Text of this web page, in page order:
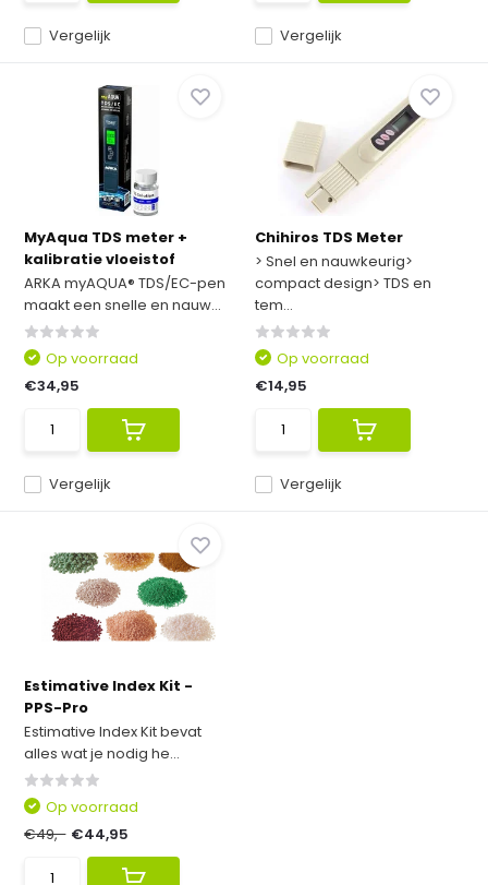
Vergelijk Vergelijk
MyAqua TDS meter +
kalibratie vloeistof
ARKA myAQUA® TDS/EC-pen
maakt een snelle en nauw...
Vergelijk
Op voorraad
€34,95
Chihiros TDS Meter
> Snel en nauwkeurig>
compact design> TDS en
tem...
Vergelijk
Op voorraad
€14,95
Estimative Index Kit -
PPS-Pro
Estimative Index Kit bevat
alles wat je nodig he...
Op voorraad
€49,- €44,95